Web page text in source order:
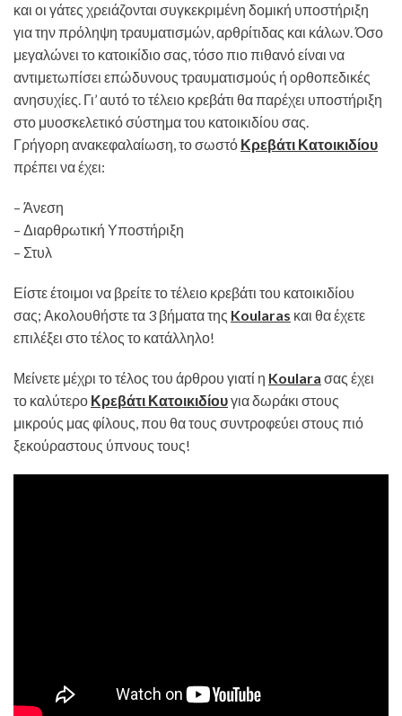
και οι γάτες χρειάζονται συγκεκριμένη δομική υποστήριξη
για την πρόληψη τραυματισμών, αρθρίτιδας και κάλων. Όσο
μεγαλώνει το κατοικίδιο σας, τόσο πιο πιθανό είναι να
αντιμετωπίσει επώδυνους τραυματισμούς ή ορθοπεδικές
ανησυχίες. Γι’ αυτό το τέλειο κρεβάτι θα παρέχει υποστήριξη
στο μυοσκελετικό σύστημα του κατοικιδίου σας.
Γρήγορη ανακεφαλαίωση, το σωστό Κρεβάτι Κατοικιδίου
πρέπει να έχει:
– Άνεση
– Διαρθρωτική Υποστήριξη
– Στυλ
Είστε έτοιμοι να βρείτε το τέλειο κρεβάτι του κατοικιδίου
σας; Ακολουθήστε τα 3 βήματα της Koularas και θα έχετε
επιλέξει στο τέλος το κατάλληλο!
Μείνετε μέχρι το τέλος του άρθρου γιατί η Koulara σας έχει
το καλύτερο Κρεβάτι Κατοικιδίουγια δωράκι στους
μικρούς μας φίλους, που θα τους συντροφεύει στους πιό
ξεκούραστους ύπνους τους!